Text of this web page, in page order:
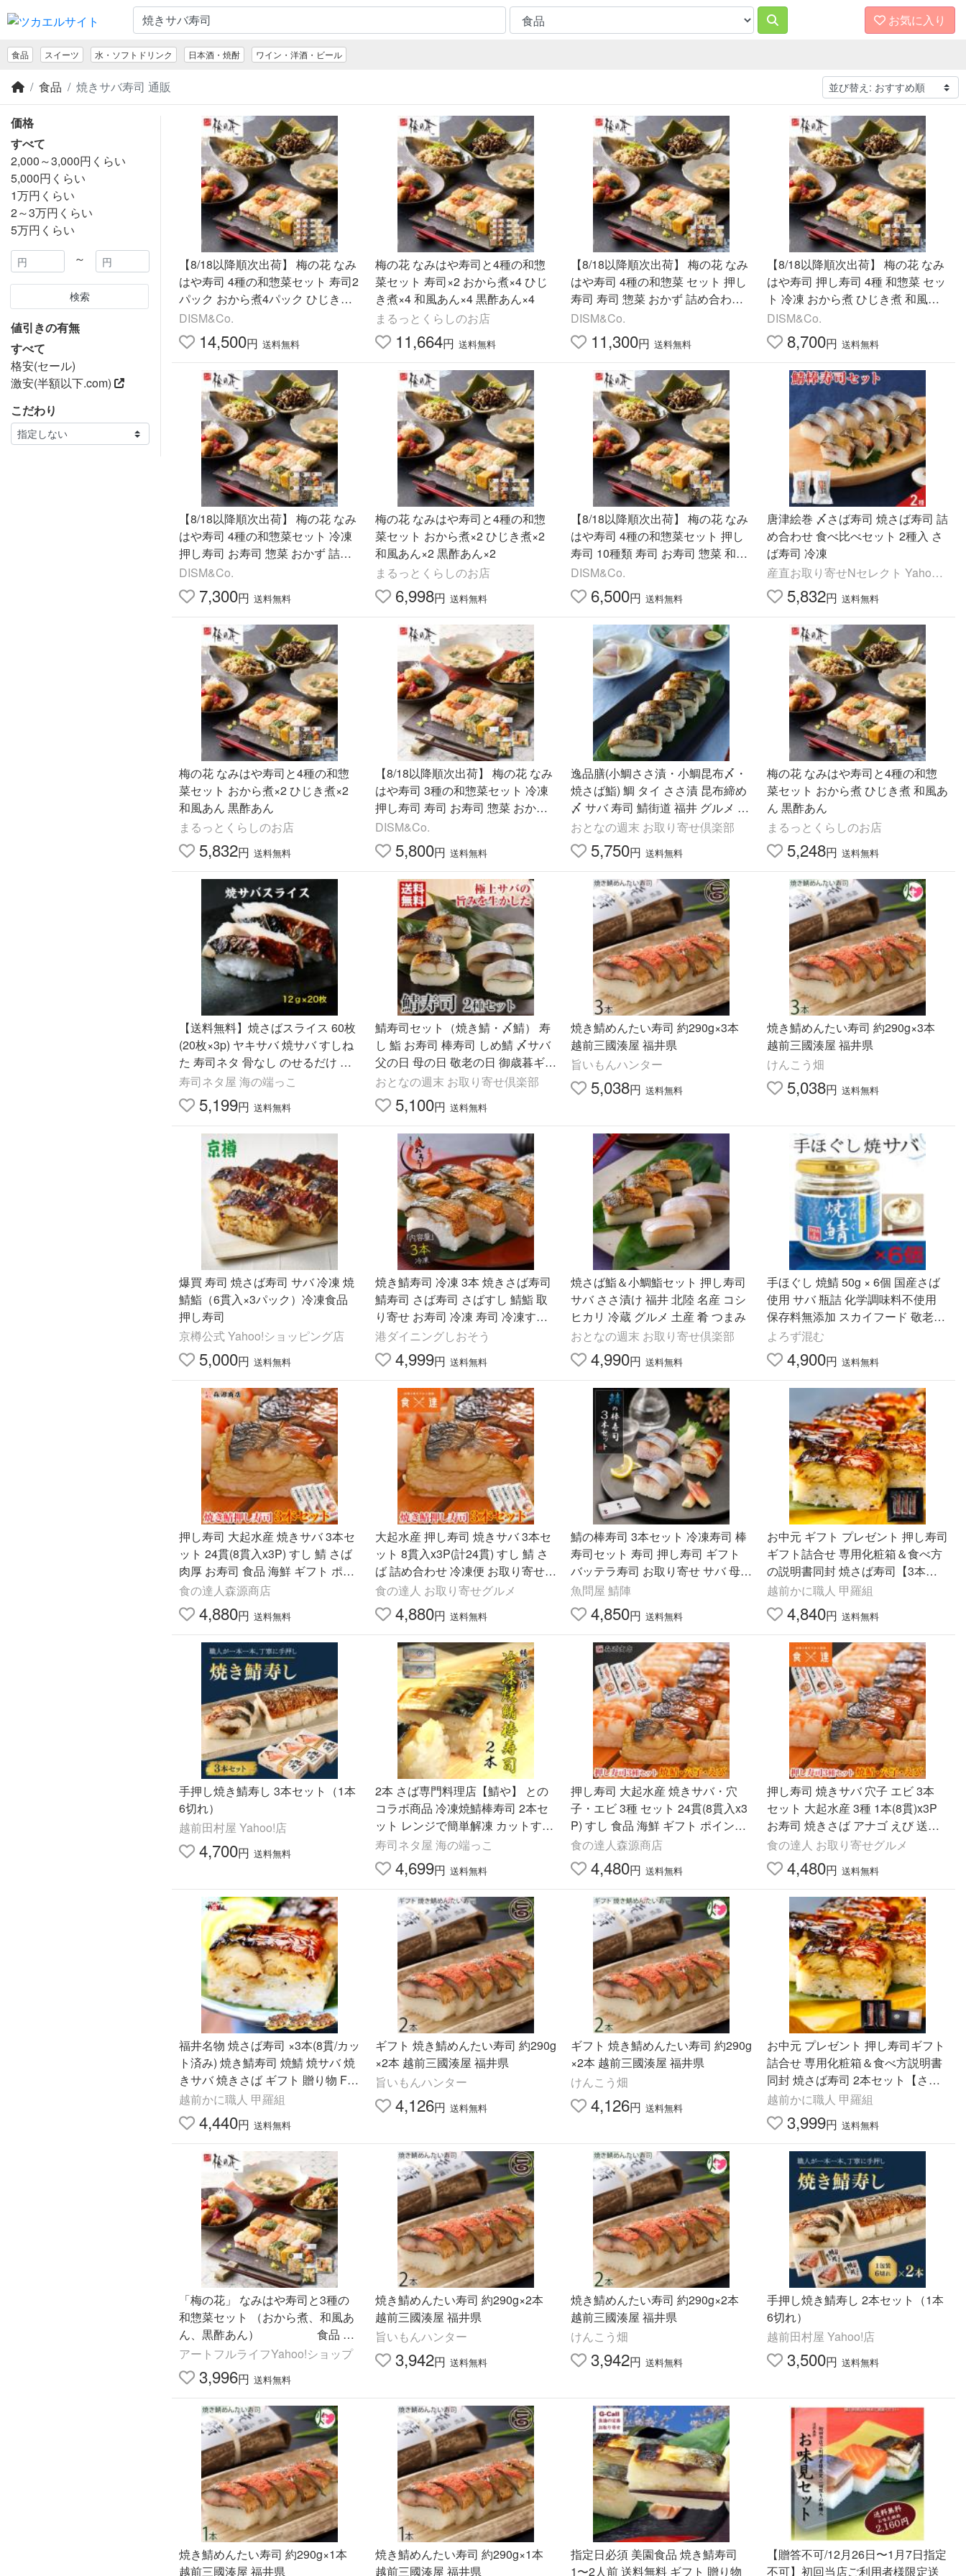
お気に入り
食品 スイーツ 水・ソフトドリンク 日本酒・焼酎 ワイン・洋酒・ビール
食品 焼きサバ寿司 通販
価格
すべて
2,000～3,000円くらい
5,000円くらい
1万円くらい
2～3万円くらい
5万円くらい
～
検索
値引きの有無
すべて
格安(セール)
激安(半額以下.com)
こだわり
【8/18以降順次出荷】 梅の花 なみ
はや寿司 4種の和惣菜セット 寿司2
パック おから煮4パック ひじき煮4
パック 和風あん4パック 黒酢あん4
パック
DISM&Co.
14,500円 送料無料
梅の花 なみはや寿司と4種の和惣
菜セット 寿司×2 おから煮×4 ひじ
き煮×4 和風あん×4 黒酢あん×4
まるっとくらしのお店
11,664円 送料無料
【8/18以降順次出荷】 梅の花 なみ
はや寿司 4種の和惣菜 セット 押し
寿司 寿司 惣菜 おかず 詰め合わせ
お惣菜 冷凍 お取り寄せ グルメ ギ
フト
DISM&Co.
11,300円 送料無料
【8/18以降順次出荷】 梅の花 なみ
はや寿司 押し寿司 4種 和惣菜 セッ
ト 冷凍 おから煮 ひじき煮 和風あ
ん 黒酢あん 湯葉 お取り寄せ グル
メ ギフト
DISM&Co.
8,700円 送料無料
【8/18以降順次出荷】 梅の花 なみ
はや寿司 4種の和惣菜セット 冷凍
押し寿司 お寿司 惣菜 おかず 詰め
合わせ お取り寄せ グルメ ギフト
プレゼント
DISM&Co.
7,300円 送料無料
梅の花 なみはや寿司と4種の和惣
菜セット おから煮×2 ひじき煮×2
和風あん×2 黒酢あん×2
まるっとくらしのお店
6,998円 送料無料
【8/18以降順次出荷】 梅の花 なみ
はや寿司 4種の和惣菜セット 押し
寿司 10種類 寿司 お寿司 惣菜 和食
おかず 詰め合わせ セット 冷凍食品
冷凍
DISM&Co.
6,500円 送料無料
唐津絵巻 〆さば寿司 焼さば寿司 詰
め合わせ 食べ比べセット 2種入 さ
ば寿司 冷凍
産直お取り寄せNセレクト Yahoo!
店 5,832円 送料無料
梅の花 なみはや寿司と4種の和惣
菜セット おから煮×2 ひじき煮×2
和風あん 黒酢あん
まるっとくらしのお店
5,832円 送料無料
【8/18以降順次出荷】 梅の花 なみ
はや寿司 3種の和惣菜セット 冷凍
押し寿司 寿司 お寿司 惣菜 おかず
詰め合わせ お取り寄せ グルメ ギフ
ト
DISM&Co.
5,800円 送料無料
逸品膳(小鯛ささ漬・小鯛昆布〆・
焼さば鮨) 鯛 タイ ささ漬 昆布締め
〆 サバ 寿司 鯖街道 福井 グルメ 父
の日 母の日 御歳暮ギフト
おとなの週末 お取り寄せ倶楽部
5,750円 送料無料
梅の花 なみはや寿司と4種の和惣
菜セット おから煮 ひじき煮 和風あ
ん 黒酢あん
まるっとくらしのお店
5,248円 送料無料
【送料無料】焼さばスライス 60枚
(20枚×3p) ヤキサバ 焼サバ すしね
た 寿司ネタ 骨なし のせるだけ 手
巻き寿司 焼き鯖 焼鯖 爆買
寿司ネタ屋 海の端っこ
5,199円 送料無料
鯖寿司セット（焼き鯖・〆鯖） 寿
し 鮨 お寿司 棒寿司 しめ鯖 〆サバ
父の日 母の日 敬老の日 御歳暮ギフ
ト
おとなの週末 お取り寄せ倶楽部
5,100円 送料無料
焼き鯖めんたい寿司 約290g×3本
越前三國湊屋 福井県
旨いもんハンター
5,038円 送料無料
焼き鯖めんたい寿司 約290g×3本
越前三國湊屋 福井県
けんこう畑
5,038円 送料無料
爆買 寿司 焼さば寿司 サバ 冷凍 焼
鯖鮨（6貫入×3パック）冷凍食品
押し寿司
京樽公式 Yahoo!ショッピング店
5,000円 送料無料
焼き鯖寿司 冷凍 3本 焼きさば寿司
鯖寿司 さば寿司 さばすし 鯖鮨 取
り寄せ お寿司 冷凍 寿司 冷凍すし
焼きサバ寿司 焼き鯖 お中元 御中元
爆買
港ダイニングしおそう
4,999円 送料無料
焼さば鮨＆小鯛鮨セット 押し寿司
サバ ささ漬け 福井 北陸 名産 コシ
ヒカリ 冷蔵 グルメ 土産 肴 つまみ
おとなの週末 お取り寄せ倶楽部
4,990円 送料無料
手ほぐし 焼鯖 50g × 6個 国産さば
使用 サバ 瓶詰 化学調味料不使用
保存料無添加 スカイフード 敬老の
日 ギフトに プレゼントに 爆買
よろず混む
4,900円 送料無料
押し寿司 大起水産 焼きサバ 3本セ
ット 24貫(8貫入x3P) すし 鯖 さば
肉厚 お寿司 食品 海鮮 ギフト ポイ
ント利用 爆買
食の達人森源商店
4,880円 送料無料
大起水産 押し寿司 焼きサバ 3本セ
ット 8貫入x3P(計24貫) すし 鯖 さ
ば 詰め合わせ 冷凍便 お取り寄せグ
ルメ 食品 ギフト
食の達人 お取り寄せグルメ
4,880円 送料無料
鯖の棒寿司 3本セット 冷凍寿司 棒
寿司セット 寿司 押し寿司 ギフト
バッテラ寿司 お取り寄せ サバ 母親
誕生日プレゼント
魚問屋 鯖陣
4,850円 送料無料
お中元 ギフト プレゼント 押し寿司
ギフト詰合せ 専用化粧箱＆食べ方
の説明書同封 焼さば寿司【3本】
サバ 国産 爆買
越前かに職人 甲羅組
4,840円 送料無料
手押し焼き鯖寿し 3本セット（1本
6切れ）
越前田村屋 Yahoo!店
4,700円 送料無料
2本 さば専門料理店【鯖や】 との
コラボ商品 冷凍焼鯖棒寿司 2本セ
ット レンジで簡単解凍 カットする
だけ 8貫 贈り物 お中元 寿司 鯖 さ
ば 送料無料 爆買
寿司ネタ屋 海の端っこ
4,699円 送料無料
押し寿司 大起水産 焼きサバ・穴
子・エビ 3種 セット 24貫(8貫入x3
P) すし 食品 海鮮 ギフト ポイント
利用 爆買
食の達人森源商店
4,480円 送料無料
押し寿司 焼きサバ 穴子 エビ 3本
セット 大起水産 3種 1本(8貫)x3P
お寿司 焼きさば アナゴ えび 送料
無料 冷凍便 すし グルメ 食品 ギフ
ト
食の達人 お取り寄せグルメ
4,480円 送料無料
福井名物 焼さば寿司 ×3本(8貫/カッ
ト済み) 焼き鯖寿司 焼鯖 焼サバ 焼
きサバ 焼きさば ギフト 贈り物 FF
ポイント利用 爆買 お中元 ギフト
越前かに職人 甲羅組
4,440円 送料無料
ギフト 焼き鯖めんたい寿司 約290g
×2本 越前三國湊屋 福井県
旨いもんハンター
4,126円 送料無料
ギフト 焼き鯖めんたい寿司 約290g
×2本 越前三國湊屋 福井県
けんこう畑
4,126円 送料無料
お中元 プレゼント 押し寿司ギフト
詰合せ 専用化粧箱＆食べ方説明書
同封 焼さば寿司 2本セット【さ
ば・さば】国産 爆買
越前かに職人 甲羅組
3,999円 送料無料
「梅の花」 なみはや寿司と3種の
和惣菜セット （おから煮、和風あ
ん、黒酢あん） 食品 惣
菜 料理
アートフルライフYahoo!ショップ
3,996円 送料無料
焼き鯖めんたい寿司 約290g×2本
越前三國湊屋 福井県
旨いもんハンター
3,942円 送料無料
焼き鯖めんたい寿司 約290g×2本
越前三國湊屋 福井県
けんこう畑
3,942円 送料無料
手押し焼き鯖寿し 2本セット（1本
6切れ）
越前田村屋 Yahoo!店
3,500円 送料無料
焼き鯖めんたい寿司 約290g×1本
越前三國湊屋 福井県
焼き鯖めんたい寿司 約290g×1本
越前三國湊屋 福井県
指定日必須 美園食品 焼き鯖寿司
1〜2人前 送料無料 ギフト 贈り物
【贈答不可/12月26日〜1月7日指定
不可】初回当店ご利用者様限定送